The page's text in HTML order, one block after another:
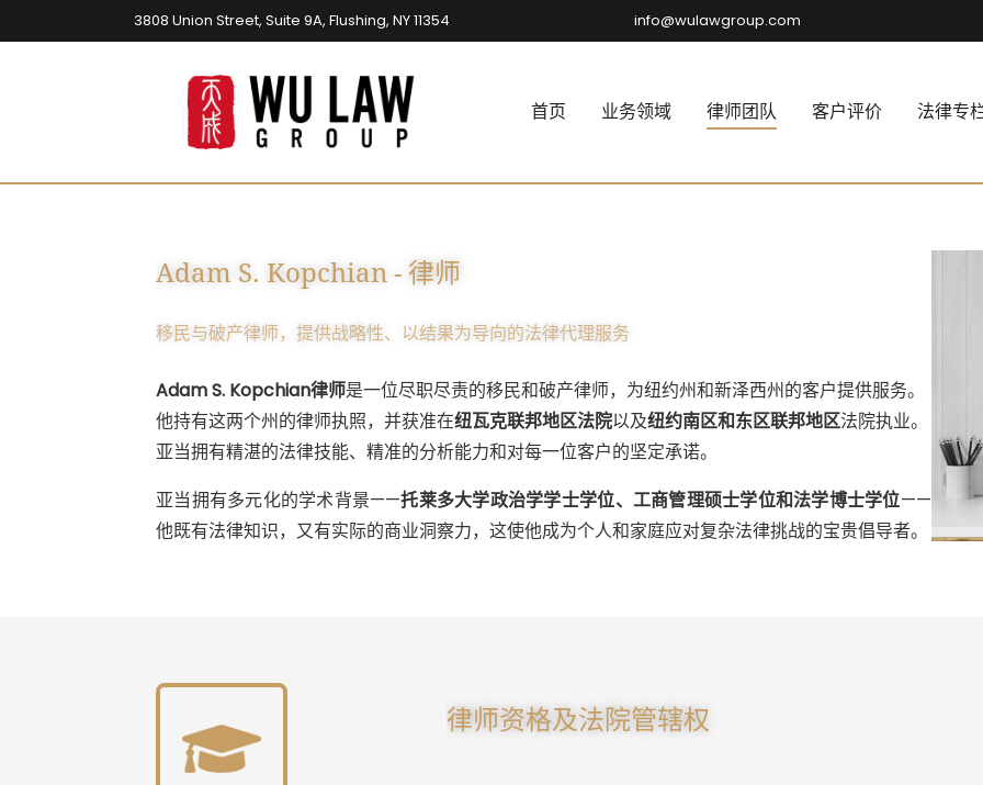
3808 Union Street, Suite 9A, Flushing, NY 11354 info@wulawgroup.com
首页 业务领域 律师团队 客户评价 法律专
Adam S. Kopchian - 律师
移民与破产律师，提供战略性、以结果为导向的法律代理服务
Adam S. Kopchian律师是一位尽职尽责的移民和破产律师，为纽约州和新泽西州的客户提供服务。
他持有这两个州的律师执照，并获准在纽瓦克联邦地区法院以及纽约南区和东区联邦地区法院执业。
亚当拥有精湛的法律技能、精准的分析能力和对每一位客户的坚定承诺。
亚当拥有多元化的学术背景——托莱多大学政治学学士学位、工商管理硕士学位和法学博士学位——
他既有法律知识，又有实际的商业洞察力，这使他成为个人和家庭应对复杂法律挑战的宝贵倡导者。
律师资格及法院管辖权